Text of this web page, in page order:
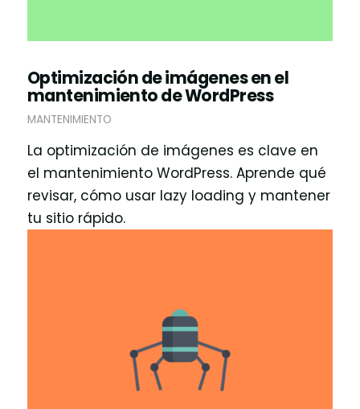
Optimización de imágenes en el
mantenimiento de WordPress
MANTENIMIENTO
La optimización de imágenes es clave en
el mantenimiento WordPress. Aprende qué
revisar, cómo usar lazy loading y mantener
tu sitio rápido.